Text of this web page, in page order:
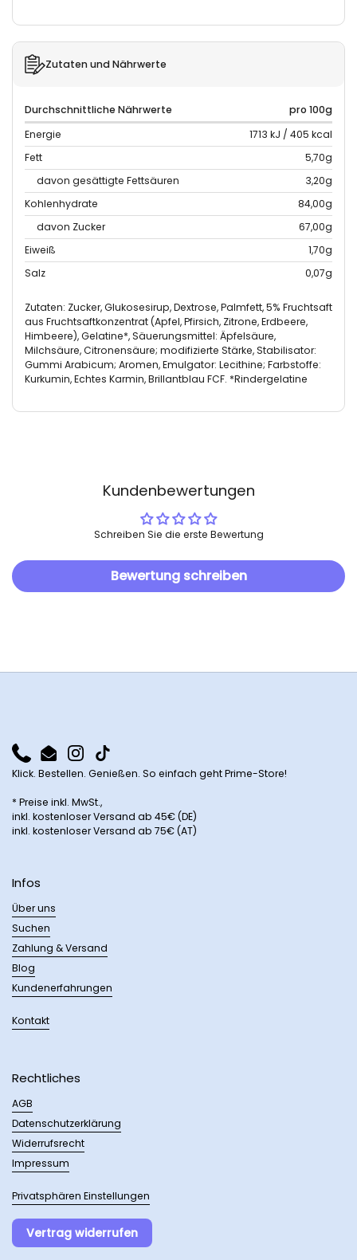
Zutaten und Nährwerte
Durchschnittliche Nährwerte
pro 100g
Energie
1713 kJ / 405 kcal
Fett
5,70g
davon gesättigte Fettsäuren
3,20g
Kohlenhydrate
84,00g
davon Zucker
67,00g
Eiweiß
1,70g
Salz
0,07g
Zutaten: Zucker, Glukosesirup, Dextrose, Palmfett, 5% Fruchtsaft
aus Fruchtsaftkonzentrat (Apfel, Pfirsich, Zitrone, Erdbeere,
Himbeere), Gelatine*, Säuerungsmittel: Äpfelsäure,
Milchsäure, Citronensäure; modifizierte Stärke, Stabilisator:
Gummi Arabicum; Aromen, Emulgator: Lecithine; Farbstoffe:
Kurkumin, Echtes Karmin, Brillantblau FCF. *Rindergelatine
Kundenbewertungen
Schreiben Sie die erste Bewertung
Bewertung schreiben
PhoneEmail Instagram
TikTok
Klick. Bestellen. Genießen. So einfach geht Prime-Store!
* Preise inkl. MwSt.,
inkl. kostenloser Versand ab 45€ (DE)
inkl. kostenloser Versand ab 75€ (AT)
Infos
Über uns
Suchen
Zahlung & Versand
Blog
Kundenerfahrungen
Kontakt
Rechtliches
AGB
Datenschutzerklärung
Widerrufsrecht
Impressum
Privatsphären Einstellungen
Vertrag widerrufen